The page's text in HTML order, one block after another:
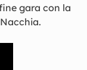
gara con la